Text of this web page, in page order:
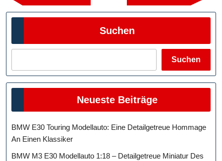
Beitrag
Suchen
Suchen
Neueste Beiträge
BMW E30 Touring Modellauto: Eine Detailgetreue Hommage
An Einen Klassiker
BMW M3 E30 Modellauto 1:18 – Detailgetreue Miniatur Des